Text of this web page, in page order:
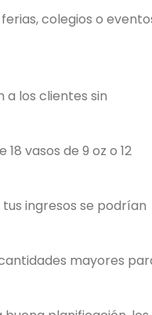
colegios o
los clientes sin
vasos de 9 oz o 12
tus ingresos se podrían
mayores